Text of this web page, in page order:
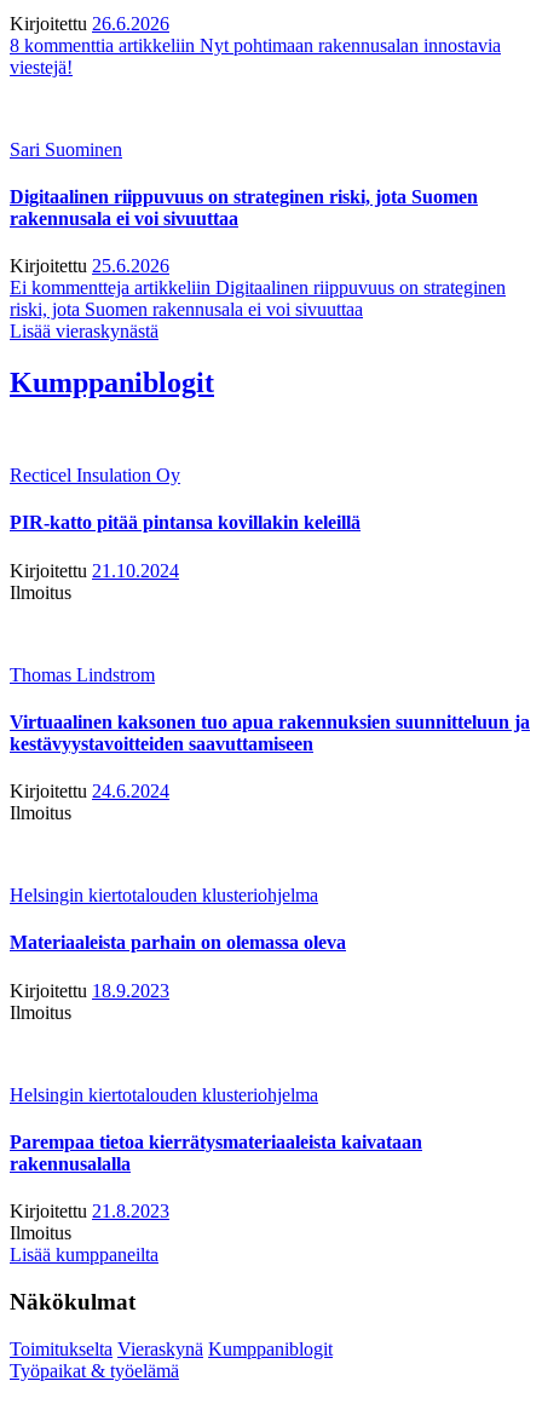
Kirjoitettu 26.6.2026
8 kommenttia artikkeliin Nyt pohtimaan rakennusalan innostavia
viestejä!
Sari Suominen
Digitaalinen riippuvuus on strateginen riski, jota Suomen
rakennusala ei voi sivuuttaa
Kirjoitettu 25.6.2026
Ei kommentteja artikkeliin Digitaalinen riippuvuus on strateginen
riski, jota Suomen rakennusala ei voi sivuuttaa
Lisää vieraskynästä
Kumppaniblogit
Recticel Insulation Oy
PIR-katto pitää pintansa kovillakin keleillä
Kirjoitettu 21.10.2024
Ilmoitus
Thomas Lindstrom
Virtuaalinen kaksonen tuo apua rakennuksien suunnitteluun ja
kestävyystavoitteiden saavuttamiseen
Kirjoitettu 24.6.2024
Ilmoitus
Helsingin kiertotalouden klusteriohjelma
Materiaaleista parhain on olemassa oleva
Kirjoitettu 18.9.2023
Ilmoitus
Helsingin kiertotalouden klusteriohjelma
Parempaa tietoa kierrätysmateriaaleista kaivataan
rakennusalalla
Kirjoitettu 21.8.2023
Ilmoitus
Lisää kumppaneilta
Näkökulmat
Toimitukselta Vieraskynä Kumppaniblogit
Työpaikat & työelämä